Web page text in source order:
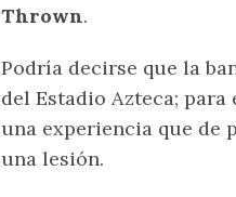
Thrown.
Podría decirse que la
del Estadio Azteca;
una experiencia que de
una lesión.